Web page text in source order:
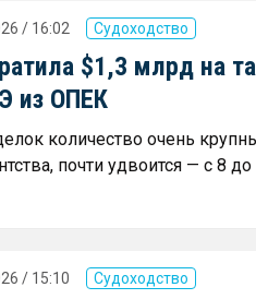
/ 16:02 Судоходство
$1,3 млрд на
из ОПЕК
количество очень
почти удвоится — с 8 до
/ 15:10 Судоходство